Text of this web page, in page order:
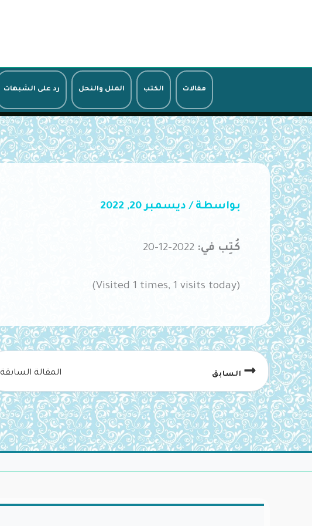
مقالات الكتب الملل والنحل رد على الشبهات
بواسطة / ديسمبر 20, 2022
كُتِب في: 2022-12-20
(Visited 1 times, 1 visits today)
السابق المقالة السابقة